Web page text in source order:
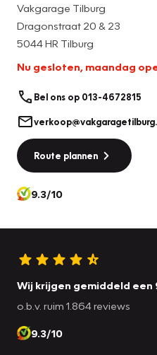
Vakgarage Tilburg
Dragonstraat 20 & 23
5044 HR Tilburg
Nu gesloten, maandag
Bel ons op 013-4672815
Route plannen
9.3/10
Wij krijgen gemiddeld een
o.b.v. ruim 1.864 reviews
9.3/10